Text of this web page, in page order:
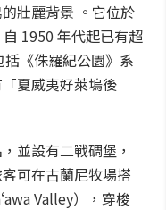
壯麗背景 。它位於
1950 年代起已有超
《侏羅紀公園》系
夏威夷好萊塢後
並設有二戰碉堡，
可在古蘭尼牧場搭
Valley），穿梭